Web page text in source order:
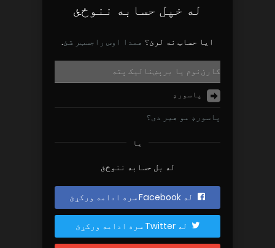
له خپل حسابه ننوځئ
ایا حساب نه لرئ؟ همدا اوس راجسټر شئ.
پاسورډ مو هیر دی؟
یا
له بل حسابه ننوځئ
له Facebook سره ادامه ورکړئ
له Twitter سره ادامه ورکړئ